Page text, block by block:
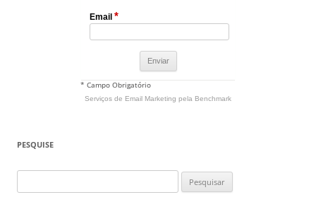
Email *
* Campo Obrigatório
Serviços de Email Marketing pela Benchmark
PESQUISE
por: